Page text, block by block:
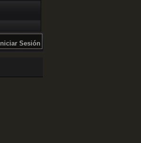
Iniciar Sesión